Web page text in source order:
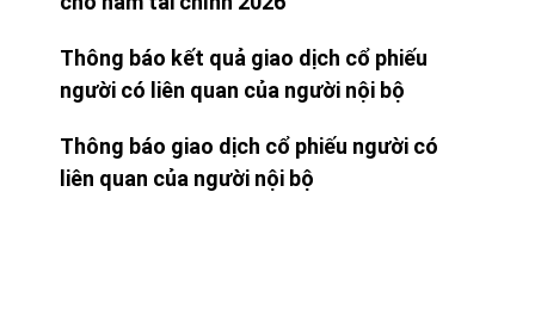
Thông báo kết quả giao dịch cổ phiếu
người có liên quan của người nội bộ
Thông báo giao dịch cổ phiếu người có
liên quan của người nội bộ